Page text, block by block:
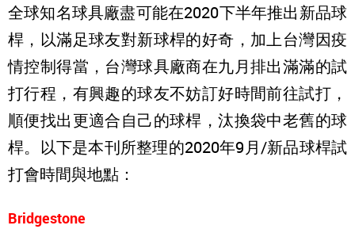
全球知名球具廠盡可能在2020下半年推出新品球
桿，以滿足球友對新球桿的好奇，加上台灣因疫
情控制得當，台灣球具廠商在九月排出滿滿的試
打行程，有興趣的球友不妨訂好時間前往試打，
順便找出更適合自己的球桿，汰換袋中老舊的球
桿。以下是本刊所整理的2020年9月/新品球桿試
打會時間與地點：
Bridgestone